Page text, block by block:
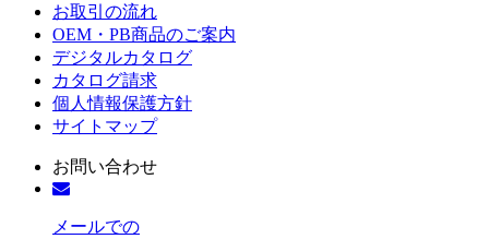
お取引の流れ
OEM・PB商品のご案内
デジタルカタログ
カタログ請求
個人情報保護方針
サイトマップ
お問い合わせ
メールでの